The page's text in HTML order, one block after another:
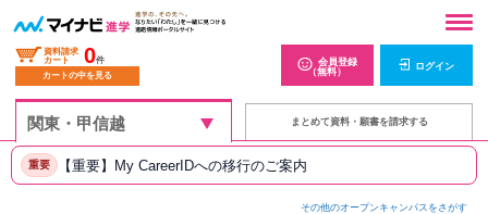
資料請求
カート
0件
カートの中を見る
会員登録
（無料）
ログイン
まとめて資料・願書を請求する
重要 【重要】My CareerIDへの移行のご案内
その他のオープンキャンパスをさがす